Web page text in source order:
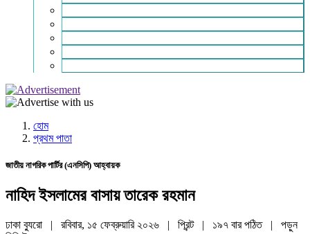
হোম
প্রথম পাতা
জাতীয় নাগরিক পার্টির (এনসিপি) আহ্বায়ক
নাহিদ ইসলামের বাসায় তারেক রহমান
ঢাকা ব্যুরো | রবিবার, ১৫ ফেব্রুয়ারি ২০২৬ | প্রিন্ট | ১৯৭ বার পঠিত
| পড়ুন